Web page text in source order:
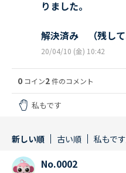
りました。
解決済み （残して
20/04/10 (金) 10:42
0 コイン2件のコメント
私もです
新しい順 古い順 私もで
No.0002